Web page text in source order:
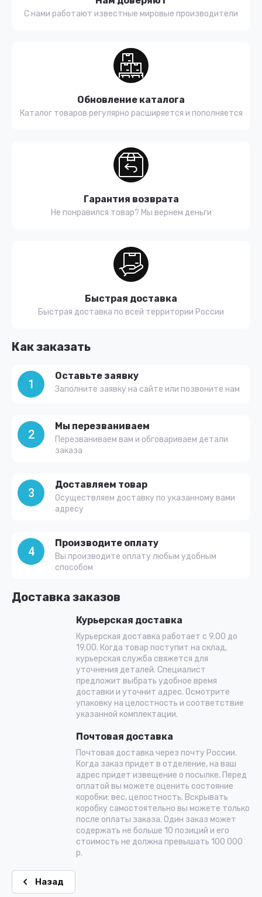
Доставка заказов
Курьерская доставка
Курьерская доставка работает с 9.00 до
19.00. Когда товар поступит на склад,
курьерская служба свяжется для
уточнения деталей. Специалист
предложит выбрать удобное время
доставки и уточнит адрес. Осмотрите
упаковку на целостность и соответствие
указанной комплектации.
Почтовая доставка
Почтовая доставка через почту России.
Когда заказ придет в отделение, на ваш
адрес придет извещение о посылке. Перед
оплатой вы можете оценить состояние
коробки: вес, целостность. Вскрывать
коробку самостоятельно вы можете только
после оплаты заказа. Один заказ может
содержать не больше 10 позиций и его
стоимость не должна превышать 100 000
р.
Как заказать
1
Оставьте заявку
Заполните заявку на сайте или позвоните нам
2
Мы перезваниваем
Перезваниваем вам и обговариваем детали
заказа
3
Доставляем товар
Осуществляем доставку по указанному вами
адресу
4
Производите оплату
Вы производите оплату любым удобным
способом
С нами работают известные мировые производители
Обновление каталога
Каталог товаров регулярно расширяется и пополняется
Гарантия возврата
Не понравился товар? Мы вернем деньги
Быстрая доставка
Быстрая доставка по всей территории России
Назад